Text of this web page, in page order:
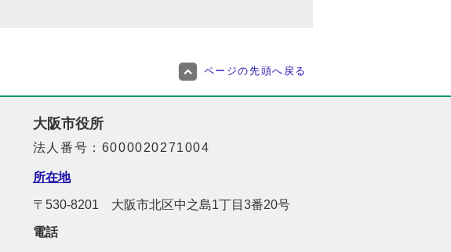
ページの先頭へ戻る
大阪市役所
法人番号：6000020271004
所在地
〒530-8201 大阪市北区中之島1丁目3番20号
電話